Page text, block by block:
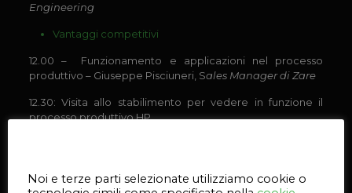
Engineering
Vantaggi competitivi
12.00 – Funzionamento e applicazioni nel processo
produttivo – Giuseppe Pisciuneri, Sales Manager di Zare
12.30: Visita allo stabilimento per vedere in funzione il
processo produttivo HP
Noi e terze parti selezionate utilizziamo cookie o